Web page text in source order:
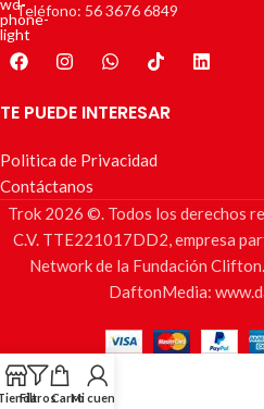
Teléfono: 56 3676 6849
TE PUEDE INTERESAR
Politica de Privacidad
Contáctanos
Trok 2026 ©. Todos los derechos
C.V. TTE221017DD2, empresa
Network de la Fundación
DaftonMedia:
FiltrosCarroMi cuenta